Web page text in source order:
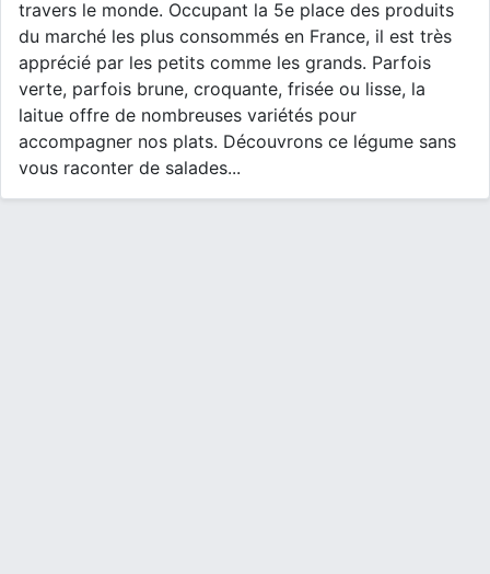
travers le monde. Occupant la 5e place des produits
du marché les plus consommés en France, il est très
apprécié par les petits comme les grands. Parfois
verte, parfois brune, croquante, frisée ou lisse, la
laitue offre de nombreuses variétés pour
accompagner nos plats. Découvrons ce légume sans
vous raconter de salades...